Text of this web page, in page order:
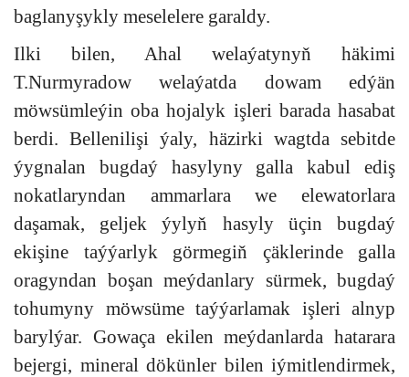
baglanyşykly meselelere garaldy.
Ilki bilen, Ahal welaýatynyň häkimi
T.Nurmyradow welaýatda dowam edýän
möwsümleýin oba hojalyk işleri barada hasabat
berdi. Bellenilişi ýaly, häzirki wagtda sebitde
ýygnalan bugdaý hasylyny galla kabul ediş
nokatlaryndan ammarlara we elewatorlara
daşamak, geljek ýylyň hasyly üçin bugdaý
ekişine taýýarlyk görmegiň çäklerinde galla
oragyndan boşan meýdanlary sürmek, bugdaý
tohumyny möwsüme taýýarlamak işleri alnyp
barylýar. Gowaça ekilen meýdanlarda hatarara
bejergi, mineral dökünler bilen iýmitlendirmek,